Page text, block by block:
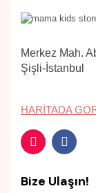
Merkez Mah.
Şişli-İstanbul
HARITADA
Bize Ulaşın!